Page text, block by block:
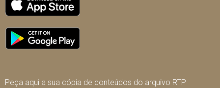
Peça aqui a sua cópia de conteúdos do arquivo RTP